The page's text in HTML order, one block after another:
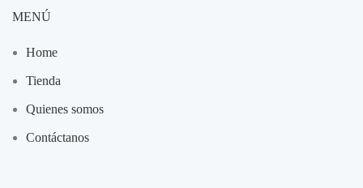
MENÚ
Home
Tienda
Quienes somos
Contáctanos